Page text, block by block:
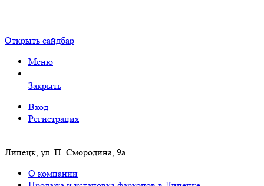
Открыть сайдбар
Меню
Закрыть
Вход
Регистрация
Липецк, ул. П. Смородина, 9а
О компании